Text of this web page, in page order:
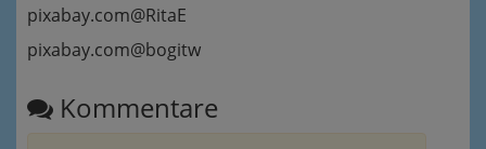
pixabay.com@RitaE
pixabay.com@bogitw
Kommentare